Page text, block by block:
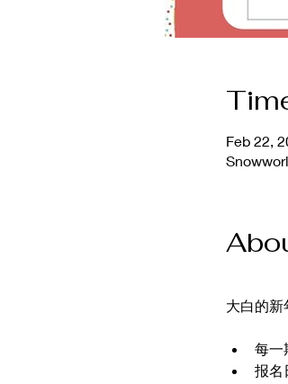
Feb 22,
大白的新
每一
报名